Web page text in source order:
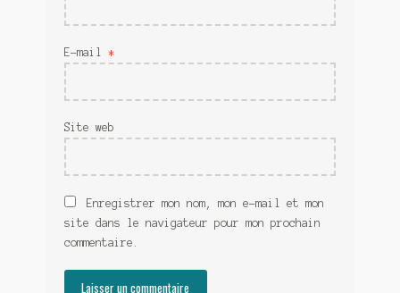
E-mail *
Site web
Enregistrer mon nom, mon e-mail et mon
site dans le navigateur pour mon prochain
commentaire.